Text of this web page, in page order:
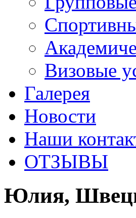
Визовые
Галерея
Новости
Наши
ОТЗЫВЫ
Юлия,